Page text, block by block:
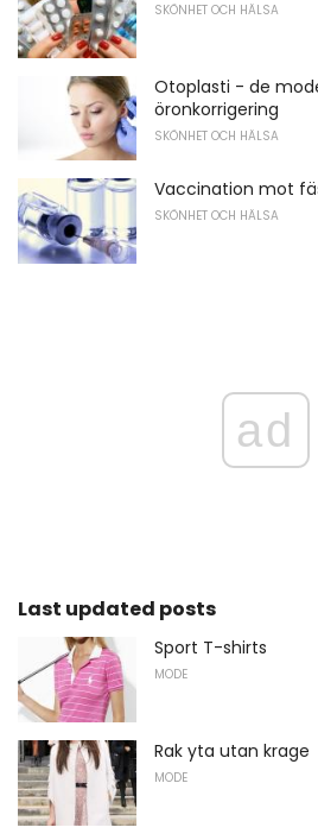
SKÖNHET OCH HÄLSA
Otoplasti - de
öronkorrigering
SKÖNHET OCH HÄLSA
Vaccination mot
SKÖNHET OCH HÄLSA
ad
Last updated posts
Sport T-shirts
MODE
Rak yta utan krage
MODE